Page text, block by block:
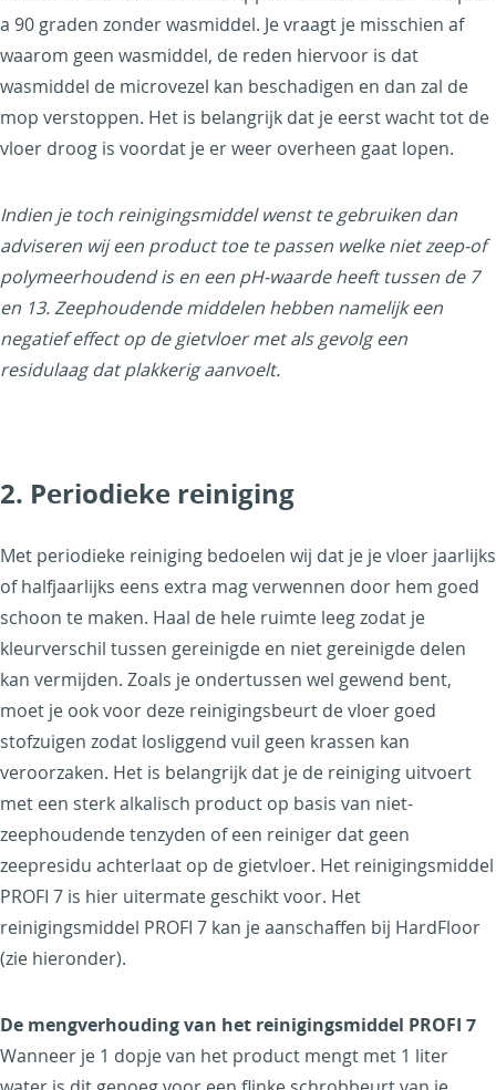
a 90 graden zonder wasmiddel. Je vraagt je misschien af
waarom geen wasmiddel, de reden hiervoor is dat
wasmiddel de microvezel kan beschadigen en dan zal de
mop verstoppen. Het is belangrijk dat je eerst wacht tot de
vloer droog is voordat je er weer overheen gaat lopen.
Indien je toch reinigingsmiddel wenst te gebruiken dan
adviseren wij een product toe te passen welke niet zeep-of
polymeerhoudend is en een pH-waarde heeft tussen de 7
en 13.Zeephoudende middelen hebben namelijk een
negatief effect op de gietvloer met als gevolg een
residulaag dat plakkerig aanvoelt.
2. Periodieke reiniging
Met periodieke reiniging bedoelen wij dat je je vloer jaarlijks
of halfjaarlijks eens extra mag verwennen door hem goed
schoon te maken. Haal de hele ruimte leeg zodat je
kleurverschil tussen gereinigde en niet gereinigde delen
kan vermijden. Zoals je ondertussen wel gewend bent,
moet je ook voor deze reinigingsbeurt de vloer goed
stofzuigen zodat losliggend vuil geen krassen kan
veroorzaken. Het is belangrijk dat je de reiniging uitvoert
met een sterk alkalisch product op basis van niet-
zeephoudende tenzyden of een reiniger dat geen
zeepresidu achterlaat op de gietvloer. Het reinigingsmiddel
PROFI 7 is hier uitermate geschikt voor. Het
reinigingsmiddel PROFI 7 kan je aanschaffen bij HardFloor
(zie hieronder).
De mengverhouding van het reinigingsmiddel PROFI 7
Wanneer je 1 dopje van het product mengt met 1 liter